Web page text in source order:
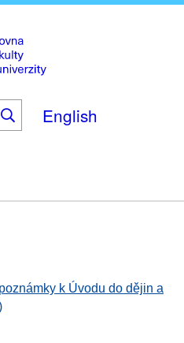
to
main
content
English
k Úvodu do dějin a